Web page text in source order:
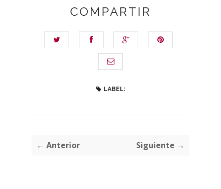
COMPARTIR
LABEL:
← Anterior Siguiente →